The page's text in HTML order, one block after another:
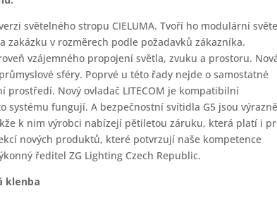
světelného stropu CIELUMA. Tvoří ho modulární
v rozměrech podle požadavků zákazníka.
vzájemného propojení světla, zvuku a prostoru.
sféry. Poprvé u této řady nejde o samostatné
Nový ovladač LITECOM je kompatibilní
systému fungují. A bezpečnostní svítidla G5 jsou výrazně
k nim výrobci nabízejí pětiletou záruku, která platí i
nových produktů, které potvrzují naše kompetence
ředitel ZG Lighting Czech Republic.
klenba